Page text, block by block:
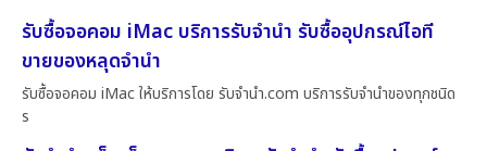
รับซื้อจอคอม iMac บริการรับจำนำ รับซื้ออุปกรณ์ไอที
ขายของหลุดจำนำ
รับซื้อจอคอม iMac ให้บริการโดย รับจํานํา.com บริการรับจำนำของทุกชนิด
ร